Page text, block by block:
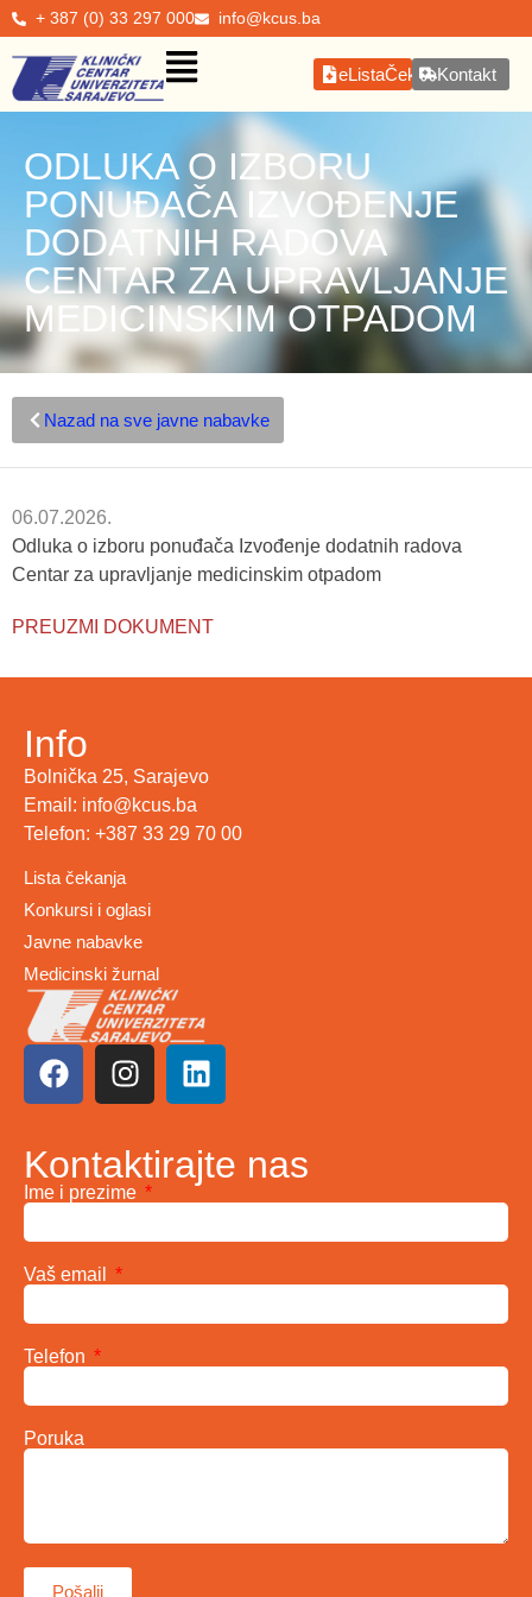
+ 387 (0) 33 297 000 info@kcus.ba
eListaČekanjaKontakt
ODLUKA O IZBORU
PONUĐAČA IZVOĐENJE
DODATNIH RADOVA
CENTAR ZA UPRAVLJANJE
MEDICINSKIM OTPADOM
Nazad na sve javne nabavke
06.07.2026.
Odluka o izboru ponuđača Izvođenje dodatnih radova
Centar za upravljanje medicinskim otpadom
PREUZMI DOKUMENT
Info
Bolnička 25, Sarajevo
Email: info@kcus.ba
Telefon: +387 33 29 70 00
Lista čekanja
Konkursi i oglasi
Javne nabavke
Medicinski žurnal
Kontaktirajte nas
Ime i prezime
Vaš email
Telefon
Poruka
Pošalji